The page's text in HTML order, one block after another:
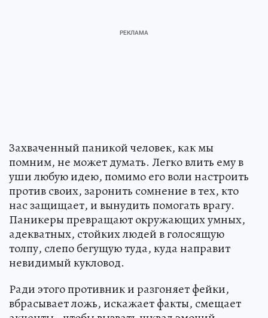
Захваченный паникой человек, как мы
помним, не может думать. Легко влить ему в
уши любую идею, помимо его воли настроить
против своих, заронить сомнение в тех, кто
нас защищает, и вынудить помогать врагу.
Паникеры превращают окружающих умных,
адекватных, стойких людей в голосящую
толпу, слепо бегущую туда, куда направит
невидимый кукловод.
Ради этого противник и разгоняет фейки,
вбрасывает ложь, искажает факты, смещает